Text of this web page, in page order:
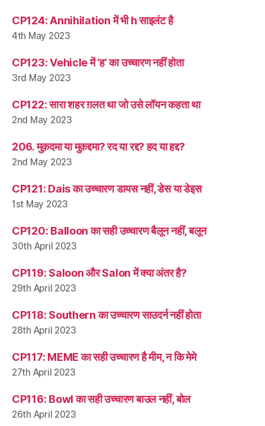
CP124: Annihilation में भी h साइलंट है
4th May 2023
CP123: Vehicle में ‘ह’ का उच्चारण नहीं होता
3rd May 2023
CP122: सारा शहर ग़लत था जो उसे लॉयन कहता था
2nd May 2023
206. मुक़दमा या मुक़द्दमा? रद या रद्द? हद या हद्द?
2nd May 2023
CP121: Dais का उच्चारण डायस नहीं, डेस या डेइस
1st May 2023
CP120: Balloon का सही उच्चारण बैलून नहीं, बलून
30th April 2023
CP119: Saloon और Salon में क्या अंतर है?
29th April 2023
CP118: Southern का उच्चारण साउदर्न नहीं होता
28th April 2023
CP117: MEME का सही उच्चारण है मीम, न कि मेमे
27th April 2023
CP116: Bowl का सही उच्चारण बाउल नहीं, बोल
26th April 2023